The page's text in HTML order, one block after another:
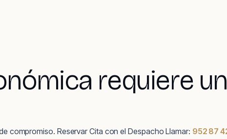
requiere
compromiso. Reservar Cita con el Despacho Llamar: 952 87